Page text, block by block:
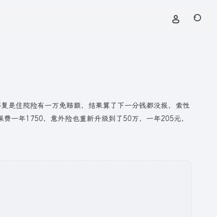
是住院险有一万免赔额，结果算了下一分钱都没报，索性
一年1750，意外险也重新升级到了50万，一年205元，